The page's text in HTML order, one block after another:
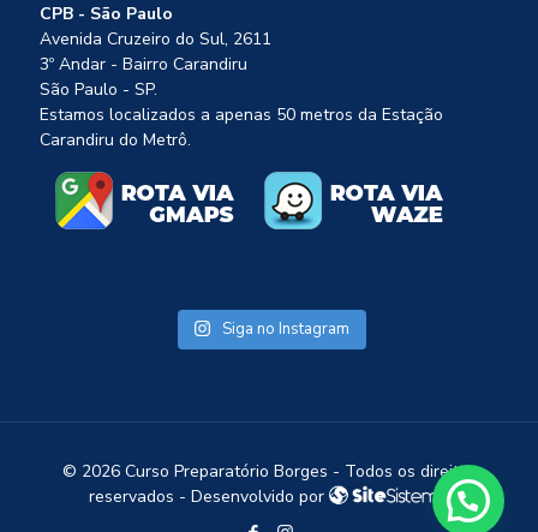
CPB - São Paulo
Avenida Cruzeiro do Sul, 2611
3º Andar - Bairro Carandiru
São Paulo - SP.
Estamos localizados a apenas 50 metros da Estação
Carandiru do Metrô.
Siga no Instagram
© 2026 Curso Preparatório Borges - Todos os direitos
reservados - Desenvolvido por
1